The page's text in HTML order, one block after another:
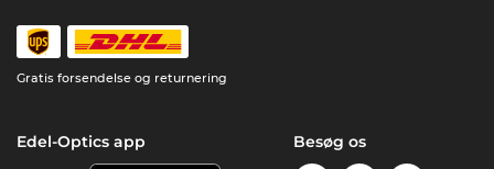
Gratis forsendelse og returnering
Edel-Optics app Besøg os